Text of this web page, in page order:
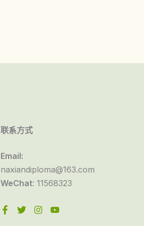
联系方式
Email:
naxiandiploma@163.com
WeChat: 11568323